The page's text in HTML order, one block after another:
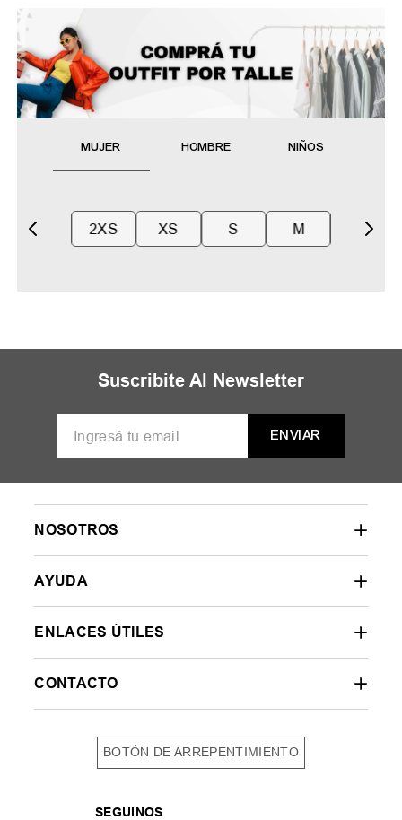
MUJER HOMBRE NIÑOS
2XS XS S M
Suscribite Al Newsletter
ENVIAR
NOSOTROS
AYUDA
ENLACES ÚTILES
CONTACTO
BOTÓN DE ARREPENTIMIENTO
SEGUINOS